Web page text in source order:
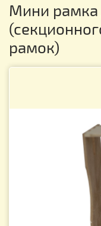
Мини рамка
рамок)